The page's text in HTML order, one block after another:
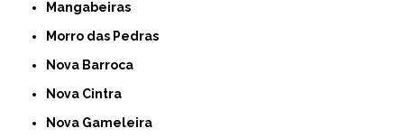
Mangabeiras
Morro das Pedras
Nova Barroca
Nova Cintra
Nova Gameleira